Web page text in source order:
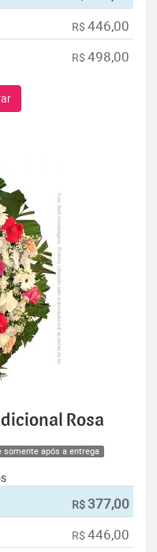
R$ 446,00
R$ 498,00
Rosa
somente após a entrega
R$ 377,00
R$ 446,00